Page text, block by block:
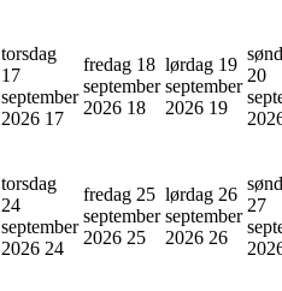
torsdag
17
september
2026 17
fredag 18
september
2026 18
lørdag 19
september
2026 19
20
torsdag
24
september
2026 24
fredag 25
september
2026 25
lørdag 26
september
2026 26
27